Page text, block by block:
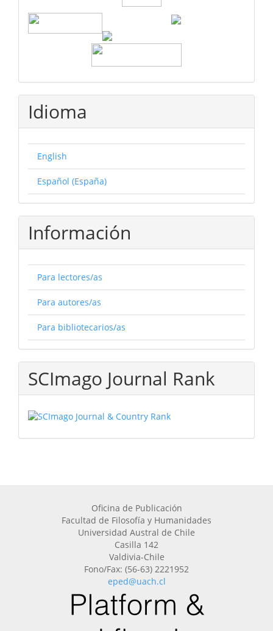
Idioma
English
Español (España)
Información
Para lectores/as
Para autores/as
Para bibliotecarios/as
SCImago Journal Rank
Oficina de Publicación
Facultad de Filosofía y Humanidades
Universidad Austral de Chile
Casilla 142
Valdivia-Chile
Fono/Fax: (56-63) 2221952
eped@uach.cl